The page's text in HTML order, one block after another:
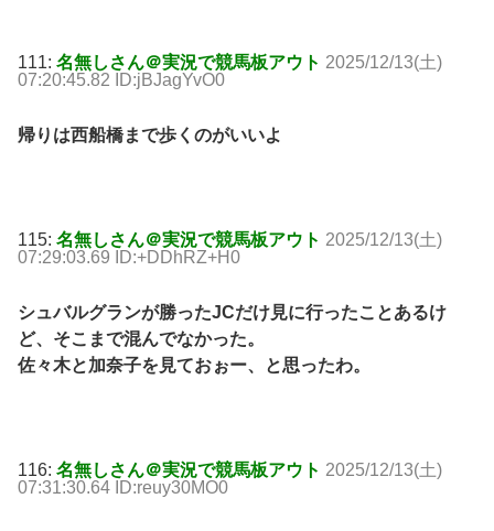
111: 名無しさん＠実況で競馬板アウト 2025/12/13(土)
07:20:45.82 ID:jBJagYvO0
帰りは西船橋まで歩くのがいいよ
115: 名無しさん＠実況で競馬板アウト 2025/12/13(土)
07:29:03.69 ID:+DDhRZ+H0
シュバルグランが勝ったJCだけ見に行ったことあるけ
ど、そこまで混んでなかった。
佐々木と加奈子を見ておぉー、と思ったわ。
116: 名無しさん＠実況で競馬板アウト 2025/12/13(土)
07:31:30.64 ID:reuy30MO0